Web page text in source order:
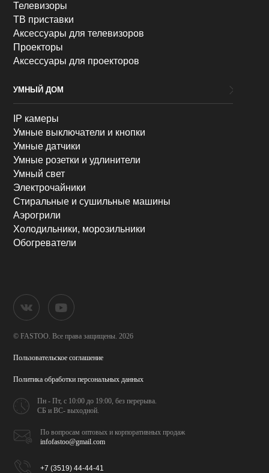
Телевизоры
ТВ приставки
Аксессуары для телевизоров
Проекторы
Аксессуары для проекторов
УМНЫЙ ДОМ
IP камеры
Умные выключатели и кнопки
Умные датчики
Умные розетки и удлинители
Умный свет
Электрочайники
Стиральные и сушильные машины
Аэрогрили
Холодильники, морозильники
Обогреватели
© FASTOO. Все права защищены. 2026
Пользовательское соглашение
Политика обработкиперсональных данных
Пн - Пт, с 10:00 до 19:00,без перерыва.
СБ и ВС- выходной.
По вопросам оптовых икорпоративных продаж
infofastoo@gmail.com
+7 (3519) 44-44-41